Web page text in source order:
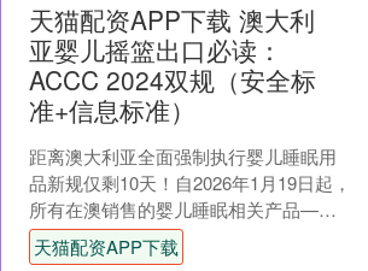
天猫配资APP下载 澳大利
亚婴儿摇篮出口必读：
ACCC 2024双规（安全标
准+信息标准）
距离澳大利亚全面强制执行婴儿睡眠用
品新规仅剩10天！自2026年1月19日起，
所有在澳销售的婴儿睡眠相关产品——
无论通过亚马逊、Kogan还是线下渠道
——必须同....
天猫配资APP下载